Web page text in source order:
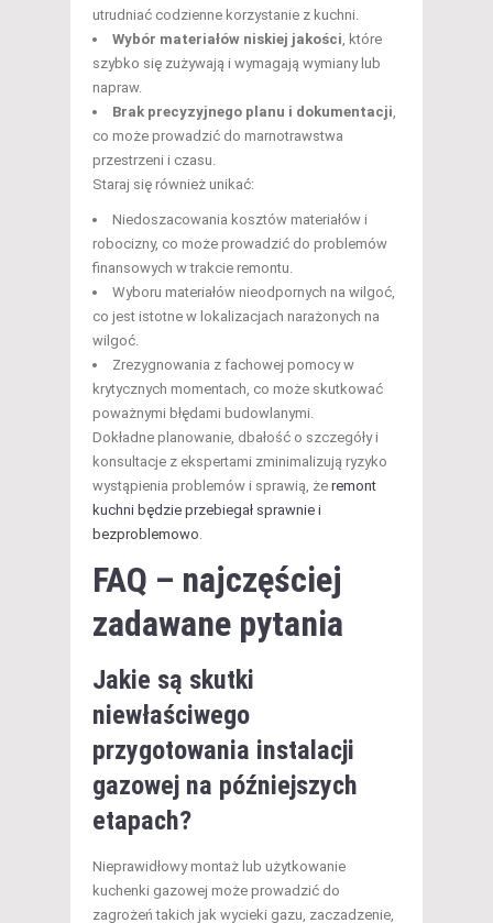
utrudniać codzienne korzystanie z kuchni.
Wybór materiałów niskiej jakości , które
szybko się zużywają i wymagają wymiany lub
napraw.
Brak precyzyjnego planu i dokumentacji
co może prowadzić do marnotrawstwa
przestrzeni i czasu.
Staraj się również unikać:
Niedoszacowania kosztów materiałów i
robocizny, co może prowadzić do problemów
finansowych w trakcie remontu.
Wyboru materiałów nieodpornych na wilgoć,
co jest istotne w lokalizacjach narażonych na
wilgoć.
Zrezygnowania z fachowej pomocy w
krytycznych momentach, co może skutkować
poważnymi błędami budowlanymi.
Dokładne planowanie, dbałość o szczegóły i
konsultacje z ekspertami zminimalizują ryzyko
wystąpienia problemów i sprawią, że remont
kuchni będzie przebiegał sprawnie i
bezproblemowo
FAQ – najczęściej
zadawane pytania
Jakie są skutki
niewłaściwego
przygotowania instalacji
gazowej na późniejszych
etapach?
Nieprawidłowy montaż lub użytkowanie
kuchenki gazowej może prowadzić do
zagrożeń takich jak wycieki gazu, zaczadzenie,